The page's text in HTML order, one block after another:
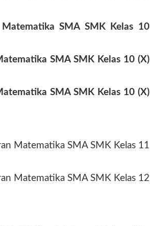
SMA SMK Kelas 10
SMA SMK Kelas 10 (X)
SMA SMK Kelas 10 (X)
Matematika SMA SMK Kelas 11
Matematika SMA SMK Kelas 12